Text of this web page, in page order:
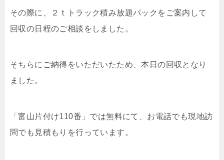
その際に、２ｔトラック積み放題パックをご案内して
回収の日程のご相談をしました。
そちらにご納得をいただいたため、本日の回収となり
ました。
「富山片付け110番」では無料にて、お電話でも現地訪
問でも見積もりを行っています。